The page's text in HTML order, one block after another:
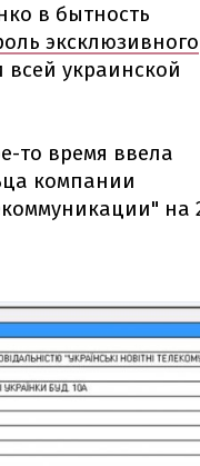
в бытность
эксклюзивного
украинской
то время ввела
компании
на